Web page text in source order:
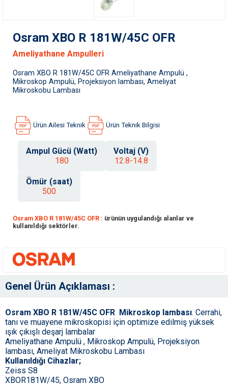
Osram XBO R 181W/45C OFR
Ameliyathane Ampulleri
Osram XBO R 181W/45C OFR Ameliyathane Ampulü ,
Mikroskop Ampulü, Projeksiyon lambası, Ameliyat
Mikroskobu Lambası
Ürün Ailesi Teknik Ürün Teknik Bilgisi
Ampul Gücü (Watt)
180
Voltaj (V)
12.8-14.8
Ömür (saat)
500
Osram XBO R 181W/45C OFR : ürünün uygulandığı alanlar ve
kullanıldığı sektörler.
Genel Ürün Açıklaması :
Osram XBO R 181W/45C OFR Mikroskop lambası. Cerrahi,
tanı ve muayene mikroskopisi için optimize edilmiş yüksek
ışık çıkışlı deşarj lambalar
Ameliyathane Ampulü , Mikroskop Ampulü, Projeksiyon
lambası, Ameliyat Mikroskobu Lambası
Kullanıldığı Cihazlar;
Zeiss S8
XBOR181W/45, Osram XBO